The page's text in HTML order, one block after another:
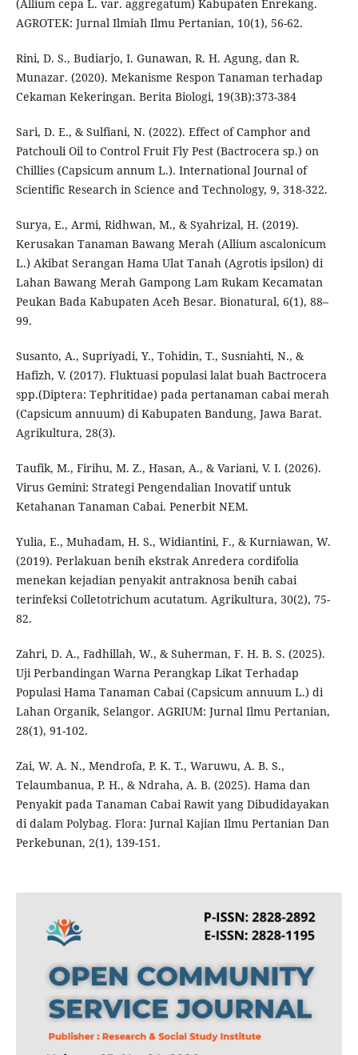
(Allium cepa L. var. aggregatum) Kabupaten Enrekang.
AGROTEK: Jurnal Ilmiah Ilmu Pertanian, 10(1), 56-62.
Rini, D. S., Budiarjo, I. Gunawan, R. H. Agung, dan R.
Munazar. (2020). Mekanisme Respon Tanaman terhadap
Cekaman Kekeringan. Berita Biologi, 19(3B):373-384
Sari, D. E., & Sulfiani, N. (2022). Effect of Camphor and
Patchouli Oil to Control Fruit Fly Pest (Bactrocera sp.) on
Chillies (Capsicum annum L.). International Journal of
Scientific Research in Science and Technology, 9, 318-322.
Surya, E., Armi, Ridhwan, M., & Syahrizal, H. (2019).
Kerusakan Tanaman Bawang Merah (Allium ascalonicum
L.) Akibat Serangan Hama Ulat Tanah (Agrotis ipsilon) di
Lahan Bawang Merah Gampong Lam Rukam Kecamatan
Peukan Bada Kabupaten Aceh Besar. Bionatural, 6(1), 88–
99.
Susanto, A., Supriyadi, Y., Tohidin, T., Susniahti, N., &
Hafizh, V. (2017). Fluktuasi populasi lalat buah Bactrocera
spp.(Diptera: Tephritidae) pada pertanaman cabai merah
(Capsicum annuum) di Kabupaten Bandung, Jawa Barat.
Agrikultura, 28(3).
Taufik, M., Firihu, M. Z., Hasan, A., & Variani, V. I. (2026).
Virus Gemini: Strategi Pengendalian Inovatif untuk
Ketahanan Tanaman Cabai. Penerbit NEM.
Yulia, E., Muhadam, H. S., Widiantini, F., & Kurniawan, W.
(2019). Perlakuan benih ekstrak Anredera cordifolia
menekan kejadian penyakit antraknosa benih cabai
terinfeksi Colletotrichum acutatum. Agrikultura, 30(2), 75-
82.
Zahri, D. A., Fadhillah, W., & Suherman, F. H. B. S. (2025).
Uji Perbandingan Warna Perangkap Likat Terhadap
Populasi Hama Tanaman Cabai (Capsicum annuum L.) di
Lahan Organik, Selangor. AGRIUM: Jurnal Ilmu Pertanian,
28(1), 91-102.
Zai, W. A. N., Mendrofa, P. K. T., Waruwu, A. B. S.,
Telaumbanua, P. H., & Ndraha, A. B. (2025). Hama dan
Penyakit pada Tanaman Cabai Rawit yang Dibudidayakan
di dalam Polybag. Flora: Jurnal Kajian Ilmu Pertanian Dan
Perkebunan, 2(1), 139-151.